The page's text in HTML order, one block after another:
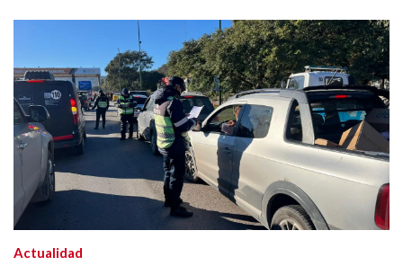
Actualidad